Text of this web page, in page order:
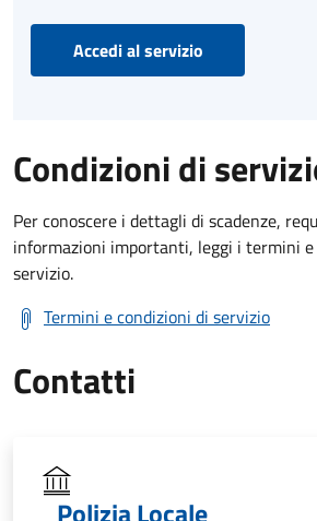
Accedi al servizio
Condizioni di
Per conoscere i dettagli di scadenze,
informazioni importanti, leggi i termini e
servizio.
Termini e condizioni di servizio
Contatti
Polizia Locale